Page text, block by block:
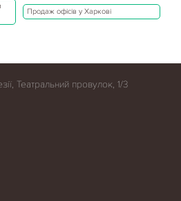
Продаж офісів у Харкові
Театральний провулок, 1/3